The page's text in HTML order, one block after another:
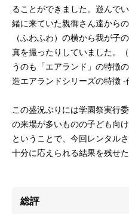
ることができました。遊んで
緒に来ていた親御さん達から
（ふわふわ）の横から我が子
真を撮ったりしていました。
うのも「エアランド」の特徴
造エアランドシリーズの特徴 -
この盛況ぶりには学園祭実行
の来場が多いものの子ども向
ということで、今回レンタル
十分に応えられる結果を残せた
総評